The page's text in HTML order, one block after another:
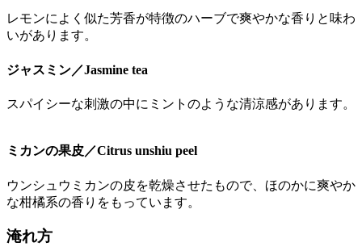
レモンによく似た芳香が特徴のハーブで爽やかな香りと味わ
いがあります。
ジャスミン／Jasmine tea
スパイシーな刺激の中にミントのような清涼感があります。
ミカンの果皮／Citrus unshiu peel
ウンシュウミカンの皮を乾燥させたもので、ほのかに爽やか
な柑橘系の香りをもっています。
淹れ方